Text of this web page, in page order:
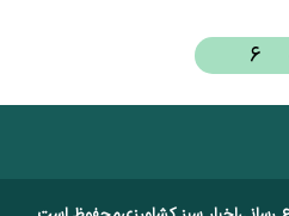
۶